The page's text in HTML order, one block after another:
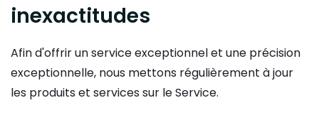
inexactitudes
Afin d'offrir un service exceptionnel et une précision
exceptionnelle, nous mettons régulièrement à jour
les produits et services sur le Service.